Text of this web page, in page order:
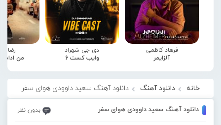
فرهاد کاظمی
آلزایمر
دی جی شهراد
وایب کست 6
رضا
من
خانه دانلود آهنگ دانلود آهنگ سعید داوودی هوای سفر
دانلود آهنگ سعید داوودی هوای سفر بدون نظر